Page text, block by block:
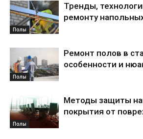
Полы
Тренды,
ремонту
Полы
Ремонт полов в
особенности и
Полы
Методы защиты
покрытия от